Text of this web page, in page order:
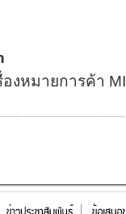
งหมายการค้า